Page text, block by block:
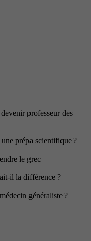
professeur des
prépa scientifique ?
le grec
il la différence ?
généraliste ?